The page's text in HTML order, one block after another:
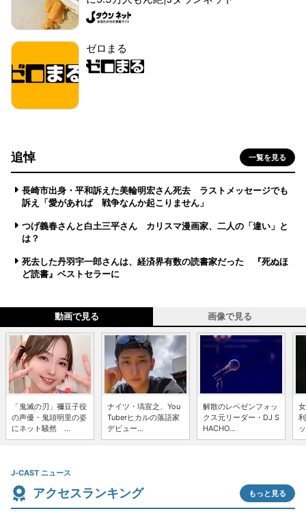
ゼロまる
追悼 一覧を見る
長崎市出身・平和訴えた美輪明宏さん死去 ラストメッセージでも
訴え「愛があれば 戦争なんか起こりません」
つげ義春さんと白土三平さん カリスマ漫画家、二人の「違い」と
は？
死去した丹羽宇一郎さんは、経済界有数の読書家だった 『死ぬほ
ど読書』ベストセラーに
動画で見る 画像で見る
「鬼滅の刃」禰豆子役
の声優・鬼頭明里の姿
にネット騒然 ...
ナイツ・塙宣之、You
Tuberヒカルの落語家
デビュー...
解散のレペゼンフォッ
クス元リーダー・DJ S
HACHO...
J-CAST ニュース
アクセスランキング もっと見る